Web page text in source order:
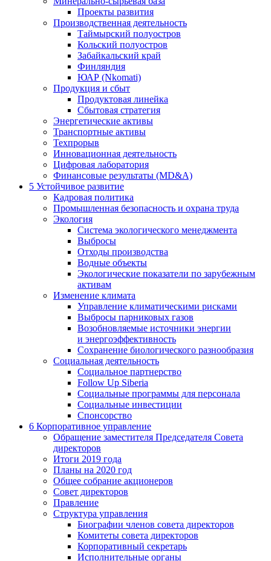
Проекты развития
Производственная деятельность
Таймырский полуостров
Кольский полуостров
Забайкальский край
Финляндия
ЮАР (Nkomati)
Продукция и сбыт
Продуктовая линейка
Сбытовая стратегия
Энергетические активы
Транспортные активы
Техпрорыв
Инновационная деятельность
Цифровая лаборатория
Финансовые результаты (MD&A)
5 Устойчивое развитие
Кадровая политика
Промышленная безопасность и охрана труда
Экология
Система экологического менеджмента
Выбросы
Отходы производства
Водные объекты
Экологические показатели по зарубежным
активам
Изменение климата
Управление климатическими рисками
Выбросы парниковых газов
Возобновляемые источники энергии
и энергоэффективность
Сохранение биологического разнообразия
Социальная деятельность
Социальное партнерство
Follow Up Siberia
Социальные программы для персонала
Социальные инвестиции
Спонсорство
6 Корпоративное управление
Обращение заместителя Председателя Совета
директоров
Итоги 2019 года
Планы на 2020 год
Общее собрание акционеров
Совет директоров
Правление
Структура управления
Биографии членов совета директоров
Комитеты совета директоров
Корпоративный секретарь
Исполнительные органы